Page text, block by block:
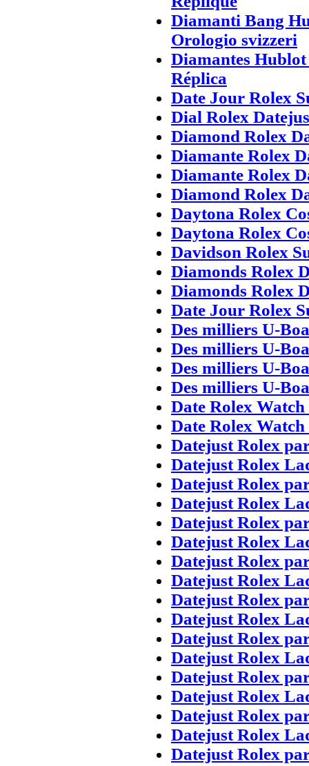
Diamanti Bang
Orologio svizzeri
Diamantes
Réplica
Date Jour Rolex
Dial Rolex
Diamond Rolex
Diamante Rolex
Diamante Rolex
Diamond Rolex
Daytona Rolex
Daytona Rolex
Davidson Rolex
Diamonds Rolex
Diamonds Rolex
Date Jour Rolex
Des milliers U-
Des milliers U-
Des milliers U-
Des milliers U-
Date Rolex
Date Rolex
Datejust Rolex
Datejust Rolex
Datejust Rolex
Datejust Rolex
Datejust Rolex
Datejust Rolex
Datejust Rolex
Datejust Rolex
Datejust Rolex
Datejust Rolex
Datejust Rolex
Datejust Rolex
Datejust Rolex
Datejust Rolex
Datejust Rolex
Datejust Rolex
Datejust Rolex